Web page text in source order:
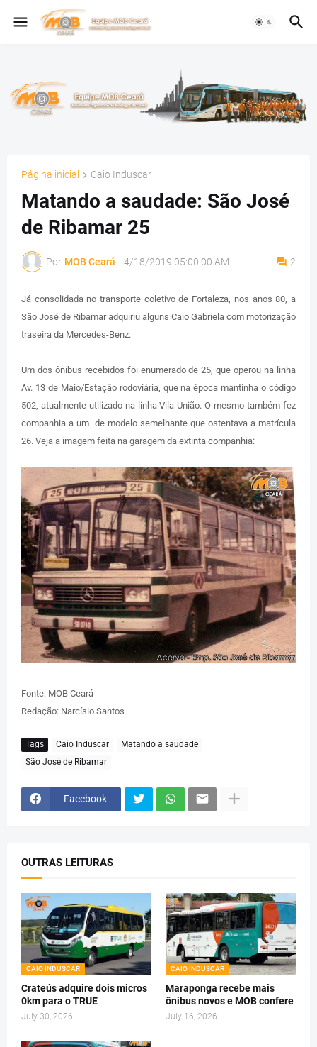
Página inicial Caio Induscar
Matando a saudade: São José
de Ribamar 25
Por MOB Ceará - 4/18/2019 05:00:00 AM 2
Já consolidada no transporte coletivo de Fortaleza, nos anos 80, a
São José de Ribamar adquiriu alguns Caio Gabriela com motorização
traseira da Mercedes-Benz.
Um dos ônibus recebidos foi enumerado de 25, que operou na linha
Av. 13 de Maio/Estação rodoviária, que na época mantinha o código
502, atualmente utilizado na linha Vila União. O mesmo também fez
companhia a um de modelo semelhante que ostentava a matrícula
26. Veja a imagem feita na garagem da extinta companhia:
Fonte: MOB Ceará
Redação: Narcísio Santos
Tags Caio Induscar
Matando a saudade
São José de Ribamar
Facebook
OUTRAS LEITURAS
CAIO INDUSCAR
Crateús adquire dois micros
0km para o TRUE
July 30, 2026
CAIO INDUSCAR
Maraponga recebe mais
ônibus novos e MOB confere
July 16, 2026